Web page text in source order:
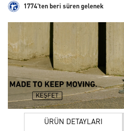
1774'ten beri süren gelenek
ÜRÜN DETAYLARI